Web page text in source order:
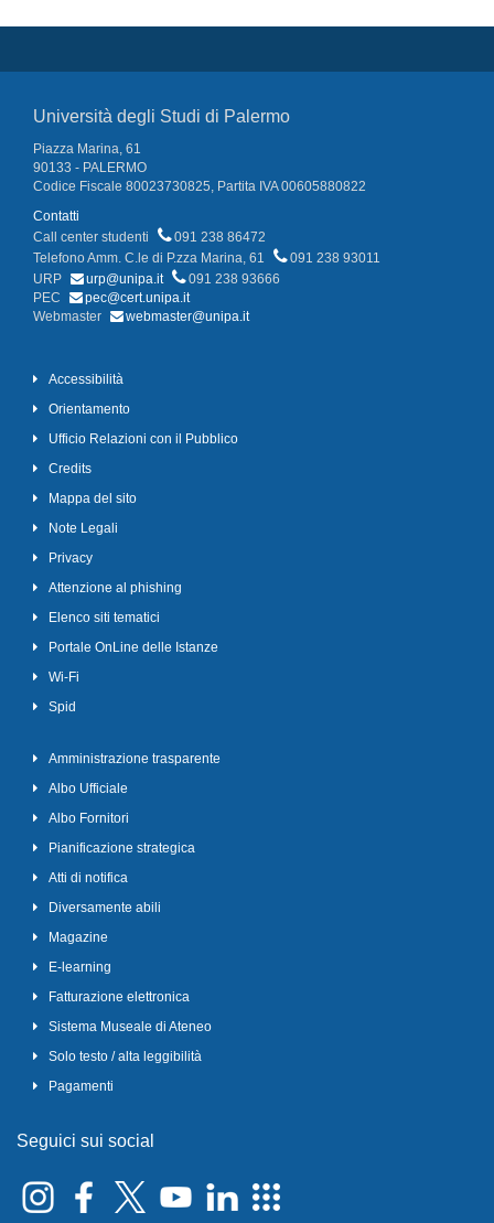
Università degli Studi di Palermo
Piazza Marina, 61
90133 - PALERMO
Codice Fiscale 80023730825, Partita IVA 00605880822
Contatti
Call center studenti
091 238 86472
Telefono Amm. C.le di P.zza Marina, 61
091 238 93011
URP
urp@unipa.it
091 238 93666
PEC
pec@cert.unipa.it
Webmaster
webmaster@unipa.it
Accessibilità
Orientamento
Ufficio Relazioni con il Pubblico
Credits
Mappa del sito
Note Legali
Privacy
Attenzione al phishing
Elenco siti tematici
Portale OnLine delle Istanze
Wi-Fi
Spid
Amministrazione trasparente
Albo Ufficiale
Albo Fornitori
Pianificazione strategica
Atti di notifica
Diversamente abili
Magazine
E-learning
Fatturazione elettronica
Sistema Museale di Ateneo
Solo testo / alta leggibilità
Pagamenti
Seguici sui social